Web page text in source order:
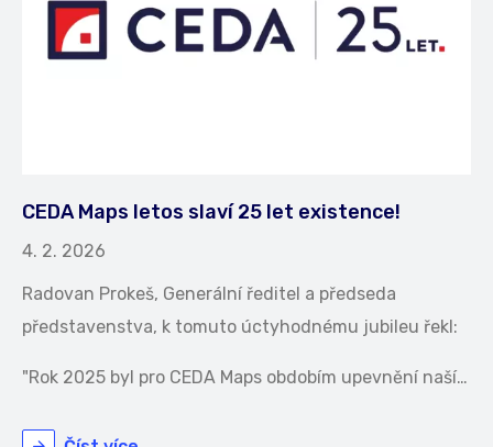
CEDA Maps letos slaví 25 let existence!
4. 2. 2026
Radovan Prokeš, Generální ředitel a předseda
představenstva, k tomuto úctyhodnému jubileu řekl:
"Rok 2025 byl pro CEDA Maps obdobím upevnění naší…